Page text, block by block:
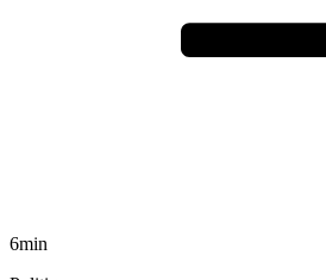
6min